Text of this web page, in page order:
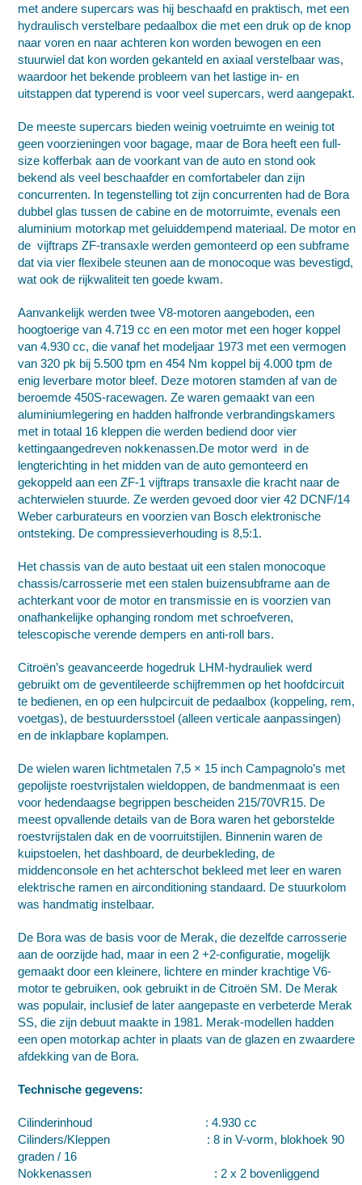
met anderesupercars was hij beschaafd en praktisch, met een
hydraulisch verstelbare pedaalbox die met een druk op de knop
naar voren en naar achteren kon worden bewogen en een
stuurwiel dat kon worden gekanteld en axiaal verstelbaar was,
waardoor het bekende probleem van het lastige in- en
uitstappen dat typerend is voor veel supercars, werd aangepakt.
De meeste supercars bieden weinig voetruimte en weinig tot
geen voorzieningen voor bagage, maar de Bora heeft een full-
size kofferbak aan de voorkant van de auto en stond ook
bekend als veel beschaafder en comfortabeler dan zijn
concurrenten. In tegenstelling tot zijn concurrenten had de Bora
dubbel glas tussen de cabine en de motorruimte, evenals een
aluminium motorkap met geluiddempend materiaal. De motor en
de vijftraps ZF-transaxle werden gemonteerd op een subframe
dat via vier flexibele steunen aan de monocoque was bevestigd,
wat ook de rijkwaliteit ten goede kwam.
Aanvankelijk werden twee V8-motoren aangeboden, een
hoogtoerige van 4.719 cc en een motor met een hoger koppel
van 4.930 cc, die vanaf het modeljaar 1973 met een vermogen
van 320 pk bij 5.500 tpm en 454 Nm koppel bij 4.000 tpm de
enig leverbare motor bleef. Deze motoren stamden af van de
beroemde450S-racewagen. Ze waren gemaakt van een
aluminiumlegering en hadden halfronde verbrandingskamers
met in totaal 16 kleppen die werden bediend door vier
kettingaangedreven nokkenassen.De motor werd in de
lengterichting in het midden van de auto gemonteerd en
gekoppeld aan eenZF-1 vijftraps transaxle die kracht naar de
achterwielen stuurde. Ze werden gevoed door vier 42 DCNF/14
Weber carburateurs en voorzien van Bosch elektronische
ontsteking. De compressieverhouding is 8,5:1.
Het chassis van de auto bestaat uit een stalen monocoque
chassis/carrosserie met een stalen buizensubframe aan de
achterkant voor de motor en transmissie en is voorzien van
onafhankelijke ophanging rondom met schroefveren,
telescopische verende dempers en anti-roll bars.
Citroën’s geavanceerde hogedruk LHM-hydrauliek werd
gebruikt om de geventileerde schijfremmen op het hoofdcircuit
te bedienen, en op een hulpcircuit de pedaalbox (koppeling, rem,
voetgas), de bestuurdersstoel (alleen verticale aanpassingen)
en de inklapbare koplampen.
De wielen waren lichtmetalen 7,5 × 15 inchCampagnolo’s met
gepolijste roestvrijstalen wieldoppen, de bandmenmaat is een
voor hedendaagse begrippen bescheiden 215/70VR15. De
meest opvallende details van de Bora waren het geborstelde
roestvrijstalen dak en de voorruitstijlen. Binnenin waren de
kuipstoelen, het dashboard, de deurbekleding, de
middenconsole en het achterschot bekleed met leer en waren
elektrische ramen en airconditioning standaard. De stuurkolom
was handmatig instelbaar.
De Bora was de basis voor de Merak, die dezelfde carrosserie
aan de oorzijde had, maar in een 2 +2-configuratie, mogelijk
gemaakt door een kleinere, lichtere en minder krachtigeV6-
motor te gebruiken, ook gebruikt in deCitroën SM. De Merak
was populair, inclusief de later aangepaste en verbeterde Merak
SS, die zijn debuut maakte in 1981. Merak-modellen hadden
een open motorkap achter in plaats van de glazen en zwaardere
afdekking van de Bora.
Technische gegevens:
Cilinderinhoud : 4.930 cc
Cilinders/Kleppen : 8 in V-vorm, blokhoek 90
graden / 16
Nokkenassen : 2 x 2 bovenliggend